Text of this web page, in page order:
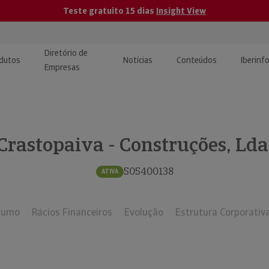
Teste gratuito 15 dias Insight View
e Monitorização de
Diretório de
Empresas
Notícias Conteúdos
| Estudos e- Construções,
ATIVA 505400138
Rácios Financeiros Evolução Estrutura Corporativa